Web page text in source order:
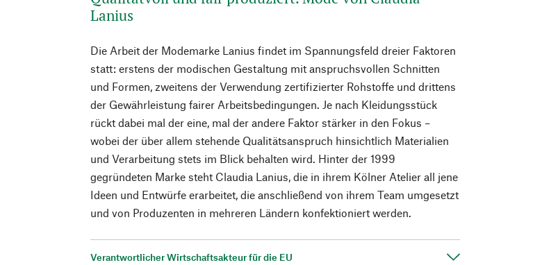
Lanius
Die Arbeit der Modemarke Lanius findet im Spannungsfeld dreier Faktoren
statt: erstens der modischen Gestaltung mit anspruchsvollen Schnitten
und Formen, zweitens der Verwendung zertifizierter Rohstoffe und drittens
der Gewährleistung fairer Arbeitsbedingungen. Je nach Kleidungsstück
rückt dabei mal der eine, mal der andere Faktor stärker in den Fokus –
wobei der über allem stehende Qualitätsanspruch hinsichtlich Materialien
und Verarbeitung stets im Blick behalten wird. Hinter der 1999
gegründeten Marke steht Claudia Lanius, die in ihrem Kölner Atelier all jene
Ideen und Entwürfe erarbeitet, die anschließend von ihrem Team umgesetzt
und von Produzenten in mehreren Ländern konfektioniert werden.
Verantwortlicher Wirtschaftsakteur für die EU